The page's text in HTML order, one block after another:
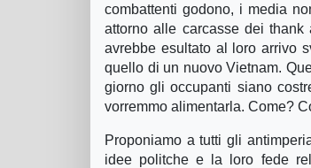
combattenti godono, i media
attorno alle carcasse dei
avrebbe esultato al loro arrivo
quello di un nuovo Vietnam.
giorno gli occupanti siano
vorremmo alimentarla. Come?
Proponiamo a tutti gli
idee politche e la loro fede